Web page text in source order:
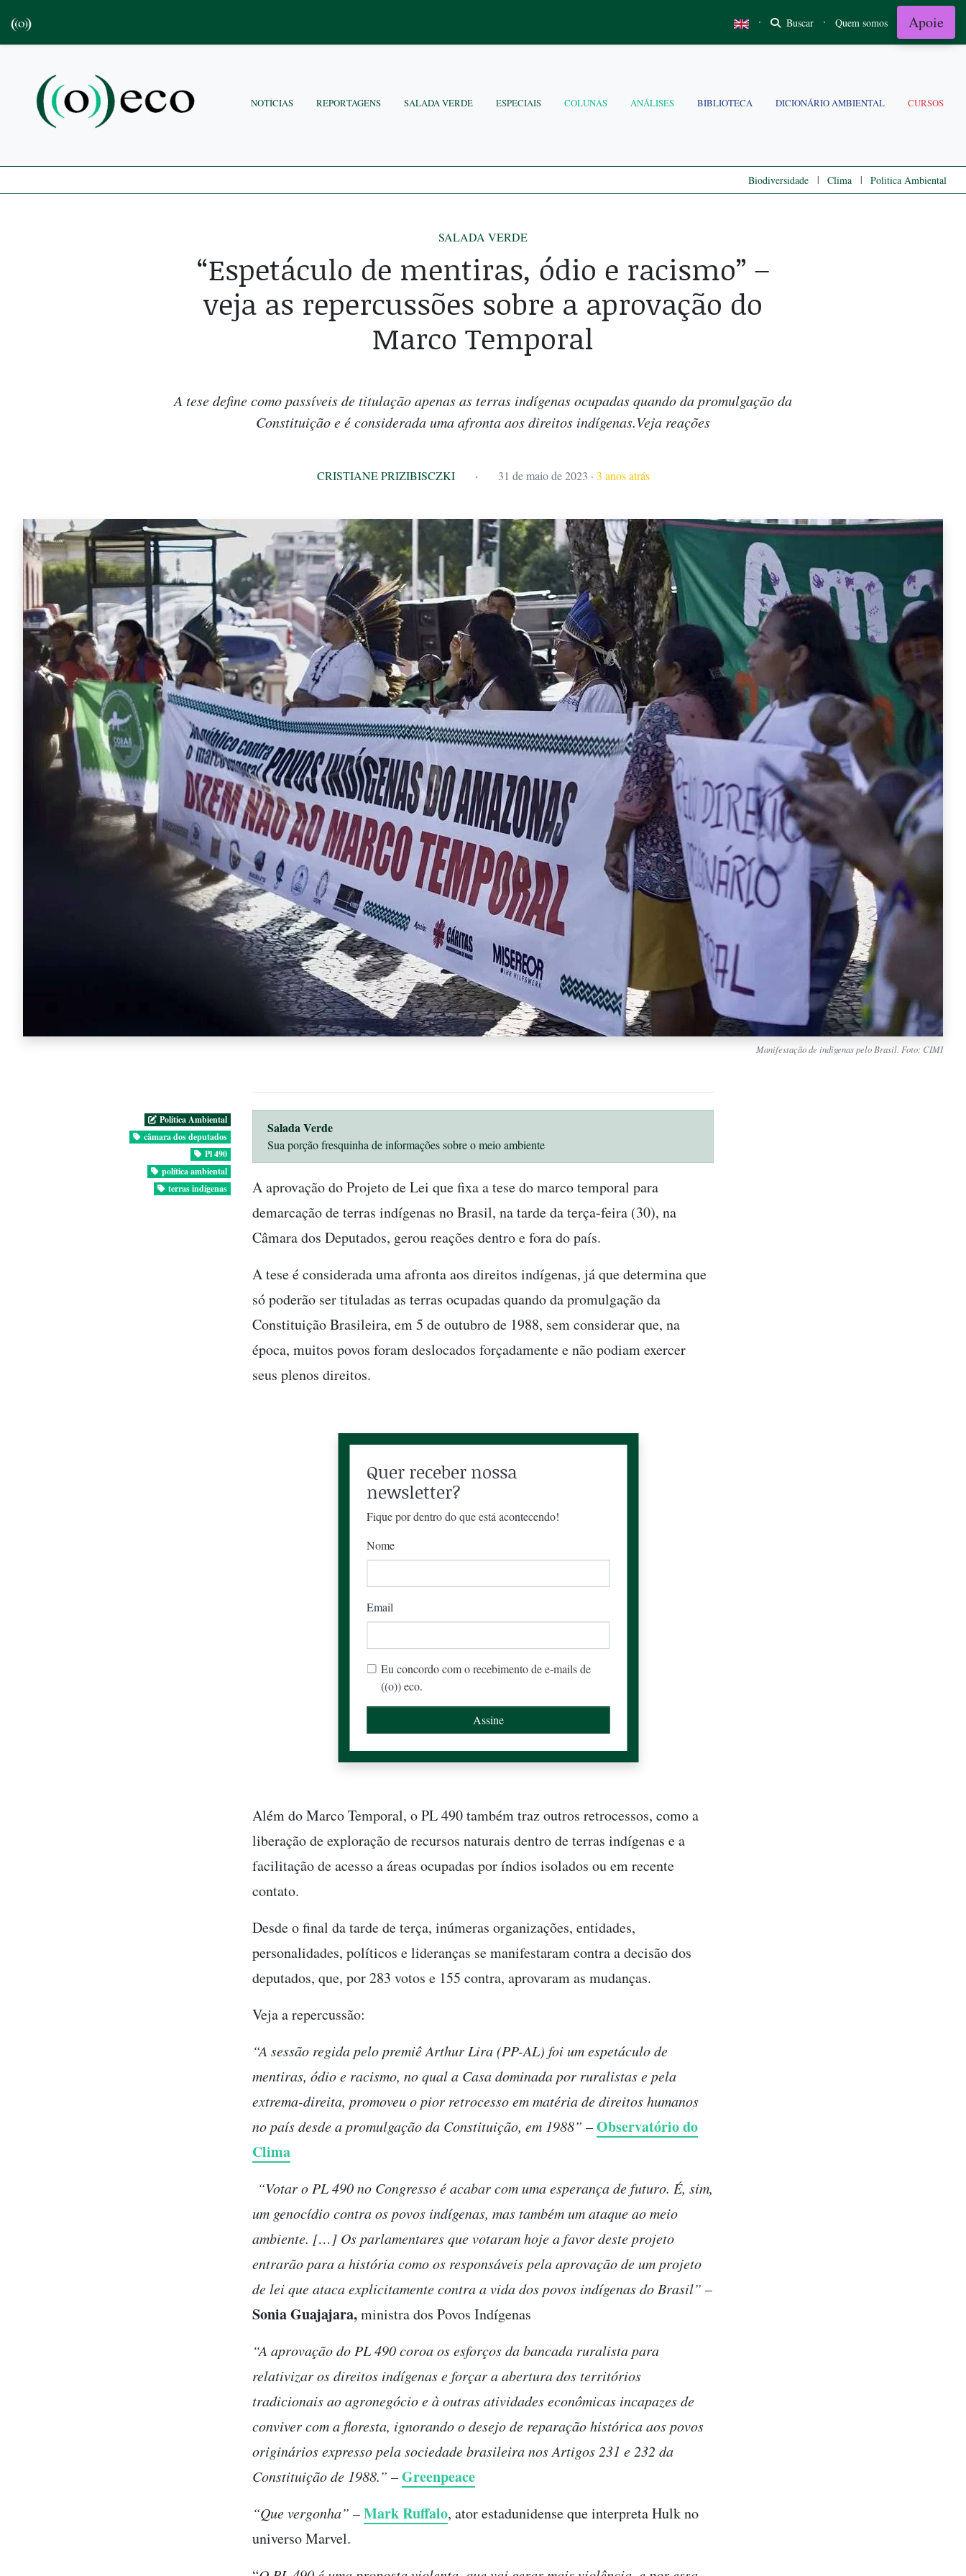
· Buscar · Quem somos Apoie
NOTÍCIAS REPORTAGENS SALADA VERDE ESPECIAIS COLUNAS ANÁLISES BIBLIOTECA DICIONÁRIO AMBIENTAL CURSOS
Biodiversidade | Clima | Politica Ambiental
SALADA VERDE
“Espetáculo de mentiras, ódio e racismo” –
veja as repercussões sobre a aprovação do
Marco Temporal
A tese define como passíveis de titulação apenas as terras indígenas ocupadas quando da promulgação da
Constituição e é considerada uma afronta aos direitos indígenas.Veja reações
CRISTIANE PRIZIBISCZKI · 31 de maio de 2023 · 3 anos atrás
Manifestação de indígenas pelo Brasil. Foto: CIMI
Politica Ambiental
câmara dos deputados
Pl 490
política ambiental
terras indígenas
Salada Verde
Sua porção fresquinha de informações sobre o meio ambiente
A aprovação do Projeto de Lei que fixa a tese do marco temporal para
demarcação de terras indígenas no Brasil, na tarde da terça-feira (30), na
Câmara dos Deputados, gerou reações dentro e fora do país.
A tese é considerada uma afronta aos direitos indígenas, já que determina que
só poderão ser tituladas as terras ocupadas quando da promulgação da
Constituição Brasileira, em 5 de outubro de 1988, sem considerar que, na
época, muitos povos foram deslocados forçadamente e não podiam exercer
seus plenos direitos.
Quer receber nossa
newsletter?
Fique por dentro do que está acontecendo!
Nome
Email
Eu concordo com o recebimento de e-mails de
((o)) eco.
Além do Marco Temporal, o PL 490 também traz outros retrocessos, como a
liberação de exploração de recursos naturais dentro de terras indígenas e a
facilitação de acesso a áreas ocupadas por índios isolados ou em recente
contato.
Desde o final da tarde de terça, inúmeras organizações, entidades,
personalidades, políticos e lideranças se manifestaram contra a decisão dos
deputados, que, por 283 votos e 155 contra, aprovaram as mudanças.
Veja a repercussão:
“A sessão regida pelo premiê Arthur Lira (PP-AL) foi um espetáculo de
mentiras, ódio e racismo, no qual a Casa dominada por ruralistas e pela
extrema-direita, promoveu o pior retrocesso em matéria de direitos humanos
no país desde a promulgação da Constituição, em 1988” –Observatório do
Clima
“Votar o PL 490 no Congresso é acabar com uma esperança de futuro. É, sim,
um genocídio contra os povos indígenas, mas também um ataque ao meio
ambiente. […] Os parlamentares que votaram hoje a favor deste projeto
entrarão para a história como os responsáveis pela aprovação de um projeto
de lei que ataca explicitamente contra a vida dos povos indígenas do Brasil” –
Sonia Guajajara,ministra dos Povos Indígenas
“A aprovação do PL 490 coroa os esforços da bancada ruralista para
relativizar os direitos indígenas e forçar a abertura dos territórios
tradicionais ao agronegócio e à outras atividades econômicas incapazes de
conviver com a floresta, ignorando o desejo de reparação histórica aos povos
originários expresso pela sociedade brasileira nos Artigos 231 e 232 da
Constituição de 1988.” –Greenpeace
“Que vergonha” –Mark Ruffalo, ator estadunidense que interpreta Hulk no
universo Marvel.